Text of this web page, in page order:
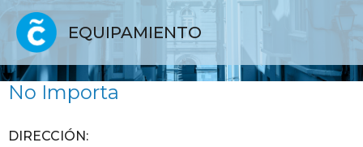
EQUIPAMIENTO
No Importa
DIRECCIÓN: